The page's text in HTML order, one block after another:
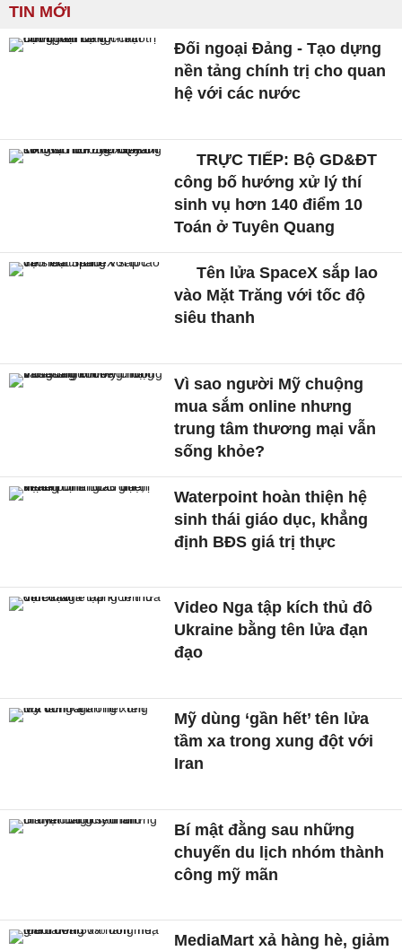
TIN MỚI
Đối ngoại Đảng - Tạo dựng
nền tảng chính trị cho quan
hệ với các nước
TRỰC TIẾP: Bộ GD&ĐT
công bố hướng xử lý thí
sinh vụ hơn 140 điểm 10
Toán ở Tuyên Quang
Tên lửa SpaceX sắp lao
vào Mặt Trăng với tốc độ
siêu thanh
Vì sao người Mỹ chuộng
mua sắm online nhưng
trung tâm thương mại vẫn
sống khỏe?
Waterpoint hoàn thiện hệ
sinh thái giáo dục, khẳng
định BĐS giá trị thực
Video Nga tập kích thủ đô
Ukraine bằng tên lửa đạn
đạo
Mỹ dùng ‘gần hết’ tên lửa
tầm xa trong xung đột với
Iran
Bí mật đằng sau những
chuyến du lịch nhóm thành
công mỹ mãn
MediaMart xả hàng hè, giảm